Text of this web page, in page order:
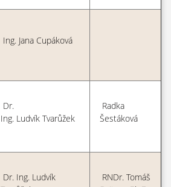
Ing. Jana Cupáková
Dr.
Ing. Ludvík Tvarůžek
Radka
Šestáková
Dr. Ing. Ludvík
RNDr. Tomáš